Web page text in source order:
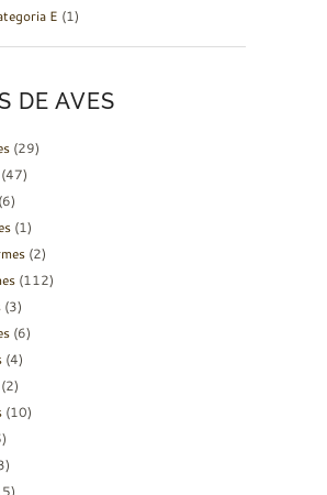
E (1)
DE AVES
(29)
(47)
(6)
(1)
(2)
(112)
(3)
(6)
(4)
(2)
(10)